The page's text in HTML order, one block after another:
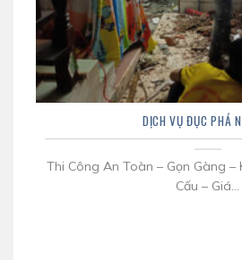
DỊCH VỤ ĐỤC PHÁ
Thi Công An Toàn – Gọn Gàng –
Cấu – Giá...